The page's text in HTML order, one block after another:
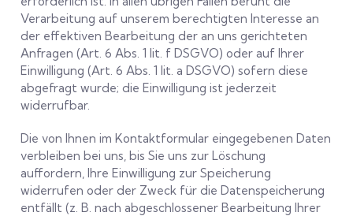
Verarbeitung auf unserem berechtigten Interesse an
der effektiven Bearbeitung der an uns gerichteten
Anfragen (Art. 6 Abs. 1 lit. f DSGVO) oder auf Ihrer
Einwilligung (Art. 6 Abs. 1 lit. a DSGVO) sofern diese
abgefragt wurde; die Einwilligung ist jederzeit
widerrufbar.
Die von Ihnen im Kontaktformular eingegebenen Daten
verbleiben bei uns, bis Sie uns zur Löschung
auffordern, Ihre Einwilligung zur Speicherung
widerrufen oder der Zweck für die Datenspeicherung
entfällt (z. B. nach abgeschlossener Bearbeitung Ihrer